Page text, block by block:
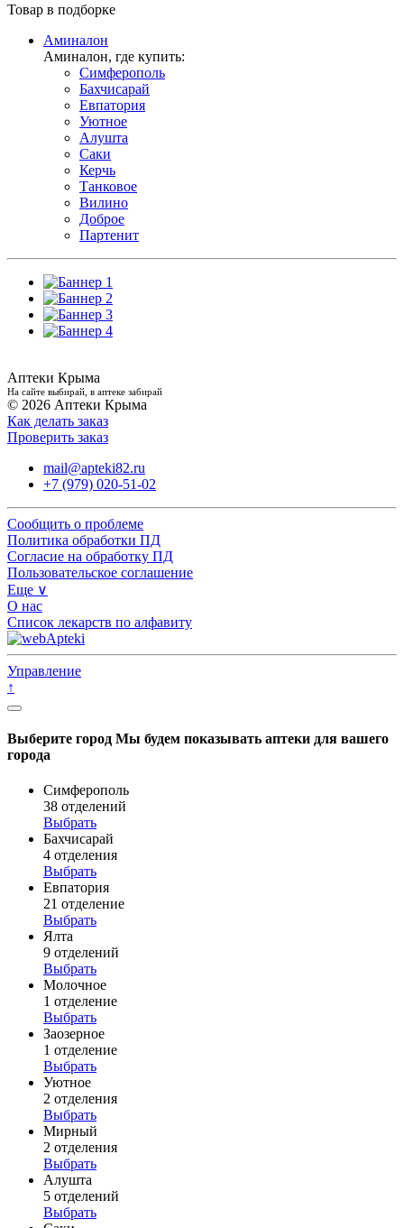
Товар в подборке
Аминалон
Аминалон, где купить:
Симферополь
Бахчисарай
Евпатория
Уютное
Алушта
Саки
Керчь
Танковое
Вилино
Доброе
Партенит
Аптеки Крыма
На сайте выбирай, в аптеке забирай
© 2026 Аптеки Крыма
Как делать заказ
Проверить заказ
mail@apteki82.ru
+7 (979) 020-51-02
Сообщить о проблеме
Политика обработки ПД
Согласие на обработку ПД
Пользовательское соглашение
Еще ∨
О нас
Список лекарств по алфавиту
Управление
↑
Выберите город Мы будем показывать аптеки для вашего
города
Симферополь
38 отделений
Выбрать
Бахчисарай
4 отделения
Выбрать
Евпатория
21 отделение
Выбрать
Ялта
9 отделений
Выбрать
Молочное
1 отделение
Выбрать
Заозерное
1 отделение
Выбрать
Уютное
2 отделения
Выбрать
Мирный
2 отделения
Выбрать
Алушта
5 отделений
Выбрать